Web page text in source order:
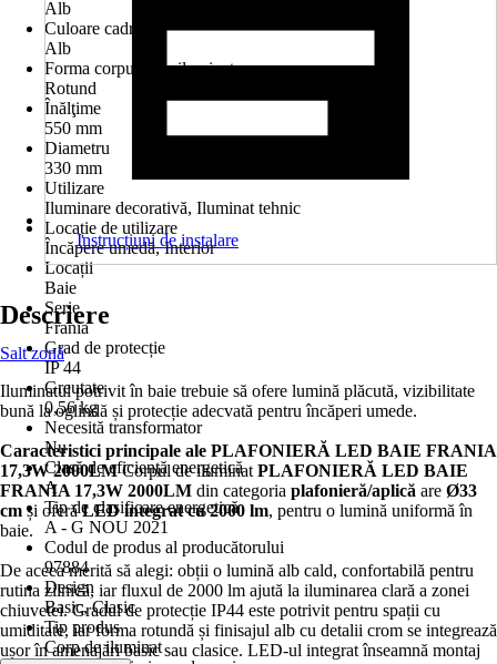
Alb
Culoare cadru
Alb
Forma corpului de iluminat
Rotund
Înălţime
550 mm
Diametru
330 mm
Utilizare
Iluminare decorativă, Iluminat tehnic
Locație de utilizare
Încăpere umedă, Interior
Locații
Baie
Serie
Frania
Grad de protecție
IP 44
Greutate
0,56 kg
Necesită transformator
Nu
Clasă de eficienţă energetică
A
Tip de clasificare energetică
A - G NOU 2021
Codul de produs al producătorului
97884
Design
Basic, Clasic
Tip produs
Corp de iluminat
Instrucțiuni de instalare
Descriere
Salt zonă
Iluminatul potrivit în baie trebuie să ofere lumină plăcută, vizibilitate
bună la oglindă și protecție adecvată pentru încăperi umede.
Caracteristici principale ale PLAFONIERĂ LED BAIE FRANIA
17,3W 2000LMCorpul de iluminat PLAFONIERĂ LED BAIE
FRANIA 17,3W 2000LM din categoria plafonieră/aplică are Ø33
cm și oferăLED integrat cu 2000 lm, pentru o lumină uniformă în
baie.
De aceea merită să alegi: obții o lumină alb cald, confortabilă pentru
rutina zilnică, iar fluxul de 2000 lm ajută la iluminarea clară a zonei
chiuvetei. Gradul de protecție IP44 este potrivit pentru spații cu
umiditate, iar forma rotundă și finisajul alb cu detalii crom se integrează
ușor în amenajări basic sau clasice. LED-ul integrat înseamnă montaj